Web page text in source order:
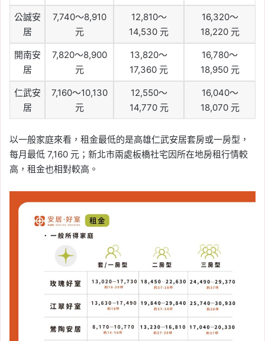
公誠安
居
7,740～8,910
元
12,810～
14,530 元
16,320～
18,220 元
開南安
居
7,820～8,900
元
13,820～
17,360 元
16,780～
18,950 元
仁武安
居
7,160～10,130
元
12,550～
14,770 元
16,040～
18,070 元
以一般家庭來看，租金最低的是高雄仁武安居套房或一房型，
每月最低 7,160 元；新北市兩處板橋社宅因所在地房租行情較
高，租金也相對較高。